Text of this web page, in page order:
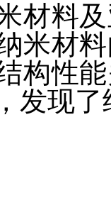
材料
米材
构性
发现